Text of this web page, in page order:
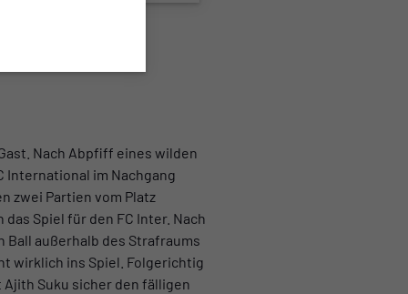
Nach Abpfiff eines wilden
International im Nachgang
zwei Partien vom Platz
Spiel für den FC Inter. Nach
Ball außerhalb des Strafraums
wirklich ins Spiel. Folgerichtig
Ajith Suku sicher den fälligen